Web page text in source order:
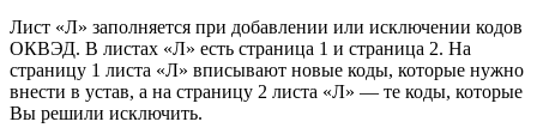
Лист «Л» заполняется при добавлении или исключении кодов
ОКВЭД. В листах «Л» есть страница 1 и страница 2. На
страницу 1 листа «Л» вписывают новые коды, которые нужно
внести в устав, а на страницу 2 листа «Л» — те коды, которые
Вы решили исключить.